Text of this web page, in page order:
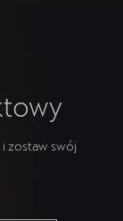
zostaw swój